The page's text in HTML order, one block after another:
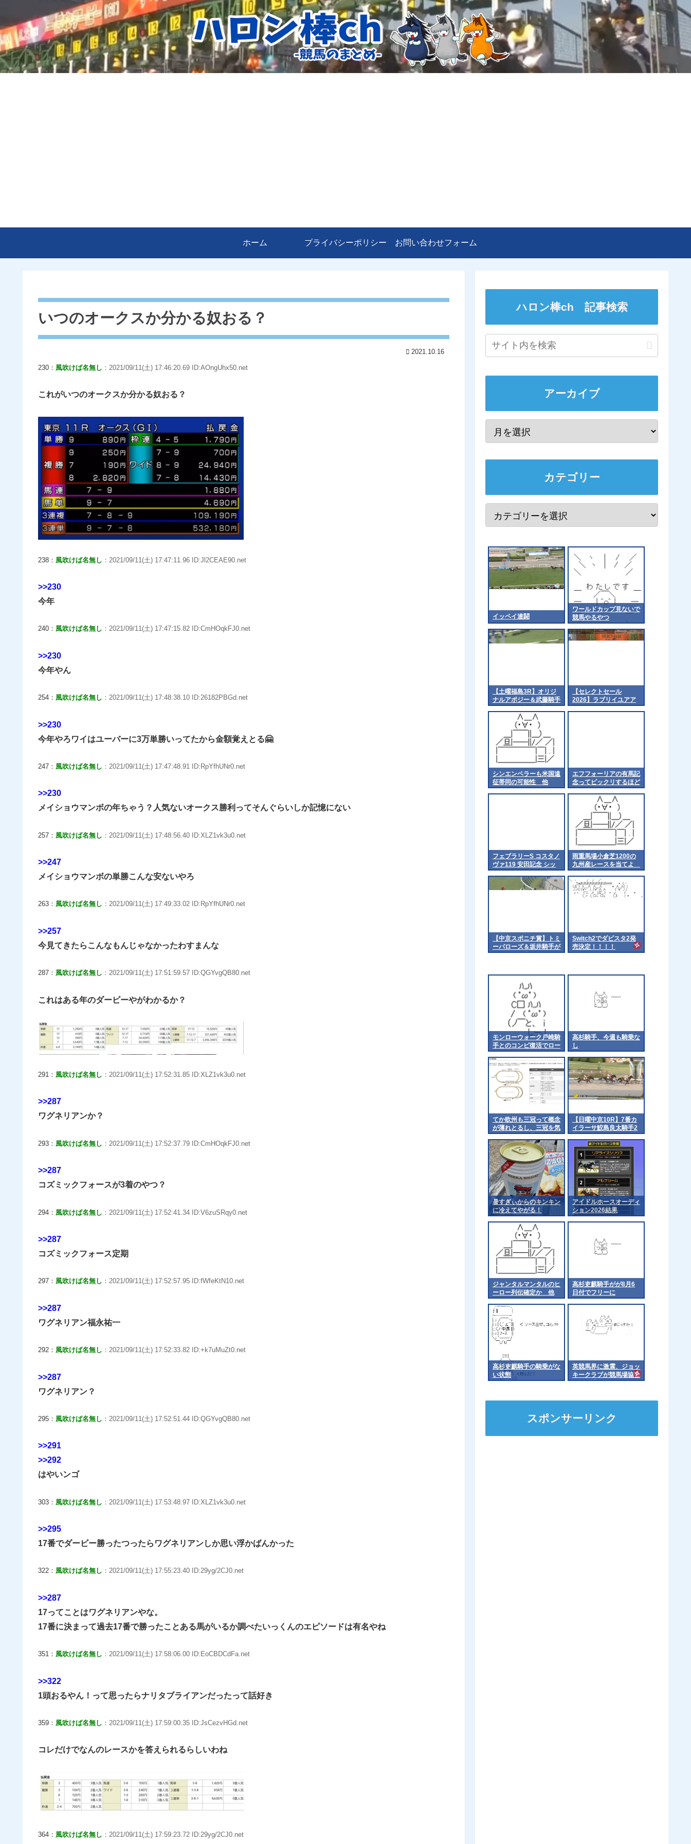
ホーム プライバシーポリシー お問い合わせフォーム
いつのオークスか分かる奴おる？
2021.10.16
230： 風吹けば名無し ：2021/09/11(土) 17:46:20.69 ID:AOngUhx50.net
これがいつのオークスか分かる奴おる？
238： 風吹けば名無し ：2021/09/11(土) 17:47:11.96 ID:Jl2CEAE90.net
>>230
今年
240： 風吹けば名無し ：2021/09/11(土) 17:47:15.82 ID:CmHOqkFJ0.net
>>230
今年やん
254： 風吹けば名無し ：2021/09/11(土) 17:48:38.10 ID:26182PBGd.net
>>230
今年やろワイはユーバーに3万単勝いってたから金額覚えとる🤗
247： 風吹けば名無し ：2021/09/11(土) 17:47:48.91 ID:RpYfhUNr0.net
>>230
メイショウマンボの年ちゃう？人気ないオークス勝利ってそんぐらいしか記憶にない
257： 風吹けば名無し ：2021/09/11(土) 17:48:56.40 ID:XLZ1vk3u0.net
>>247
メイショウマンボの単勝こんな安ないやろ
263： 風吹けば名無し ：2021/09/11(土) 17:49:33.02 ID:RpYfhUNr0.net
>>257
今見てきたらこんなもんじゃなかったわすまんな
287： 風吹けば名無し ：2021/09/11(土) 17:51:59.57 ID:QGYvgQB80.net
これはある年のダービーやがわかるか？
291： 風吹けば名無し ：2021/09/11(土) 17:52:31.85 ID:XLZ1vk3u0.net
>>287
ワグネリアンか？
293： 風吹けば名無し ：2021/09/11(土) 17:52:37.79 ID:CmHOqkFJ0.net
>>287
コズミックフォースが3着のやつ？
294： 風吹けば名無し ：2021/09/11(土) 17:52:41.34 ID:V6zuSRqy0.net
>>287
コズミックフォース定期
297： 風吹けば名無し ：2021/09/11(土) 17:52:57.95 ID:fWfeKtN10.net
>>287
ワグネリアン福永祐一
292： 風吹けば名無し ：2021/09/11(土) 17:52:33.82 ID:+k7uMuZt0.net
>>287
ワグネリアン？
295： 風吹けば名無し ：2021/09/11(土) 17:52:51.44 ID:QGYvgQB80.net
>>291
>>292
はやいンゴ
303： 風吹けば名無し ：2021/09/11(土) 17:53:48.97 ID:XLZ1vk3u0.net
>>295
17番でダービー勝ったつったらワグネリアンしか思い浮かばんかった
322： 風吹けば名無し ：2021/09/11(土) 17:55:23.40 ID:29yg/2CJ0.net
>>287
17ってことはワグネリアンやな。
17番に決まって過去17番で勝ったことある馬がいるか調べたいっくんのエピソードは有名やね
351： 風吹けば名無し ：2021/09/11(土) 17:58:06.00 ID:EoCBDCdFa.net
>>322
1頭おるやん！って思ったらナリタブライアンだったって話好き
359： 風吹けば名無し ：2021/09/11(土) 17:59:00.35 ID:JsCezvHGd.net
コレだけでなんのレースかを答えられるらしいわね
364： 風吹けば名無し ：2021/09/11(土) 17:59:23.72 ID:29yg/2CJ0.net
ハロン棒ch 記事検索
アーカイブ
カテゴリー
イッペイ連闘
ワールドカップ見ないで
競馬やるやつ
【土曜福島3R】オリジ
ナルアポジー＆武藤騎手
がｷﾀ━━☆ﾟ･*:｡.:(ﾟ
∀ﾟ)ﾟ･*:..:☆━━━!!
【セレクトセール
2026】ラブリイユアア
イズの2025（父イクイ
シンエンペラーも米国遠
征帯同の可能性 他
エフフォーリアの有馬記
念ってビックリするほど
強かったわよね
フェブラリーS コスタノ
ヴァ119 安田記念 シッ
クスペンス118
雨重馬場小倉芝1200の
九州産レースを当てよ
他
【中京スポニチ賞】トミ
ーバローズ＆坂井騎手が
ｷﾀ━━━━(ﾟ
Switch2でダビスタ2発
売決定！！！！
モンローウォーク戸崎騎
手とのコンビ復活でロー
ズSへ 他
高杉騎手、今週も騎乗な
し
てか欧州も三冠って概念
が薄れとるし、三冠を気
にするのは日本くらいに
なるんやろか 他
【日曜中京10R】7番カ
イラーサ鮫島良太騎手2
着
暑すぎぃからのキンキン
に冷えてやがる！
アイドルホースオーディ
ション2026結果
ジャンタルマンタルのヒ
ーロー列伝確定か 他
高杉吏麒騎手がが8月6
日付でフリーに
高杉吏麒騎手の騎乗がな
い状態
英競馬界に激震、ジョッ
キークラブが競馬場協会
から脱退
スポンサーリンク